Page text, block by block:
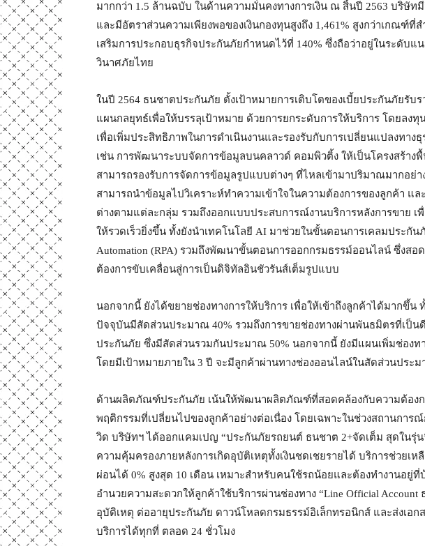
มากกว่า 1.5 ล้านฉบับ ในด้านความมั่นคงทางการเงิน ณ สิ้นปี 2563 บริษัท
และมีอัตราส่วนความเพียงพอของเงินกองทุนสูงถึง 1,461% สูงกว่าเกณฑ์
เสริมการประกอบธุรกิจประกันภัยกำหนดไว้ที่ 140% ซึ่งถือว่าอยู่ในระดับ
วินาศภัยไทย
ในปี 2564 ธนชาตประกันภัย ตั้งเป้าหมายการเติบโตของเบี้ยประกันภัยรับ
แผนกลยุทธ์เพื่อให้บรรลุเป้าหมาย ด้วยการยกระดับการให้บริการ โดยลง
เพื่อเพิ่มประสิทธิภาพในการดำเนินงานและรองรับกับการเปลี่ยนแปลงทาง
เช่น การพัฒนาระบบจัดการข้อมูลบนคลาวด์ คอมพิวติ้ง ให้เป็นโครงสร้าง
สามารถรองรับการจัดการข้อมูลรูปแบบต่างๆ ที่ไหลเข้ามาปริมาณมากอย่
สามารถนำข้อมูลไปวิเคราะห์ทำความเข้าใจในความต้องการของลูกค้า
ต่างตามแต่ละกลุ่ม รวมถึงออกแบบประสบการณ์งานบริการหลังการขาย เ
ให้รวดเร็วยิ่งขึ้น ทั้งยังนำเทคโนโลยี AI มาช่วยในขั้นตอนการเคลมประกันภั
Automation (RPA) รวมถึงพัฒนาขั้นตอนการออกกรมธรรม์ออนไลน์ ซึ่งส
ต้องการขับเคลื่อนสู่การเป็นดิจิทัลอินชัวรันส์เต็มรูปแบบ
นอกจากนี้ ยังได้ขยายช่องทางการให้บริการ เพื่อให้เข้าถึงลูกค้าได้มากขึ้น
ปัจจุบันมีสัดส่วนประมาณ 40% รวมถึงการขายช่องทางผ่านพันธมิตรที่เป็น
ประกันภัย ซึ่งมีสัดส่วนรวมกันประมาณ 50% นอกจากนี้ ยังมีแผนเพิ่มช่องท
โดยมีเป้าหมายภายใน 3 ปี จะมีลูกค้าผ่านทางช่องออนไลน์ในสัดส่วนประม
ด้านผลิตภัณฑ์ประกันภัย เน้นให้พัฒนาผลิตภัณฑ์ที่สอดคล้องกับความต้องกา
พฤติกรรมที่เปลี่ยนไปของลูกค้าอย่างต่อเนื่อง โดยเฉพาะในช่วงสถานการ
วิด บริษัทฯ ได้ออกแคมเปญ “ประกันภัยรถยนต์ ธนชาต 2+จัดเต็ม สุดในรุ่
ความคุ้มครองภายหลังการเกิดอุบัติเหตุทั้งเงินชดเชยรายได้ บริการช่วยเห
ผ่อนได้ 0% สูงสุด 10 เดือน เหมาะสำหรับคนใช้รถน้อยและต้องทำงานอยู่ที่
อำนวยความสะดวกให้ลูกค้าใช้บริการผ่านช่องทาง “Line Official
อุบัติเหตุ ต่ออายุประกันภัย ดาวน์โหลดกรมธรรม์อิเล็กทรอนิกส์ และส่งเอก
บริการได้ทุกที่ ตลอด 24 ชั่วโมง